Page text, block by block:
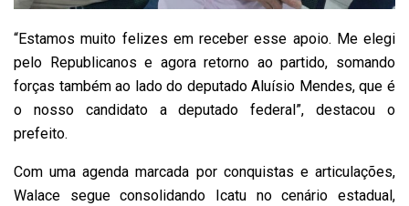
“Estamos muito felizes em receber esse apoio. Me elegi
pelo Republicanos e agora retorno ao partido, somando
forças também ao lado do deputado Aluísio Mendes, que é
o nosso candidato a deputado federal”, destacou o
prefeito.
Com uma agenda marcada por conquistas e articulações,
Walace segue consolidando Icatu no cenário estadual,